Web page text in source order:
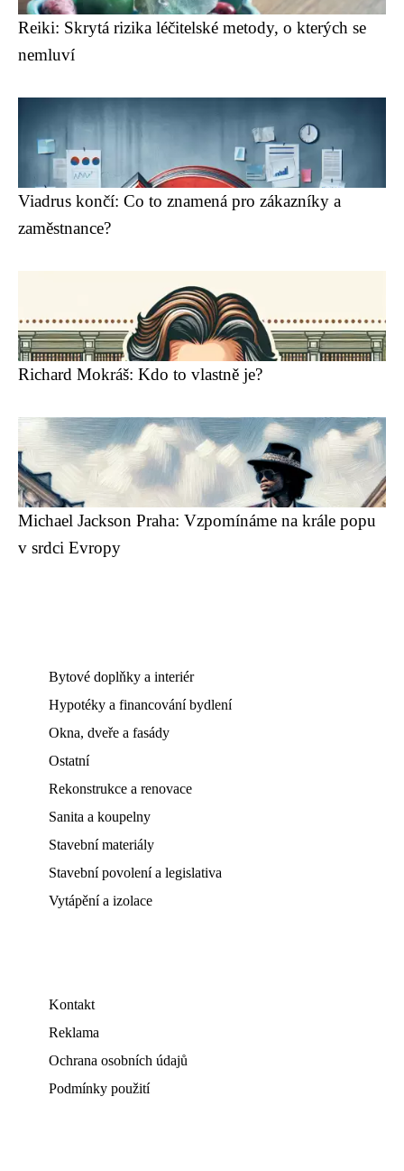
Reiki: Skrytá rizika léčitelské metody, o kterých se
nemluví
Viadrus končí: Co to znamená pro zákazníky a
zaměstnance?
Richard Mokráš: Kdo to vlastně je?
Michael Jackson Praha: Vzpomínáme na krále popu
v srdci Evropy
Bytové doplňky a interiér
Hypotéky a financování bydlení
Okna, dveře a fasády
Ostatní
Rekonstrukce a renovace
Sanita a koupelny
Stavební materiály
Stavební povolení a legislativa
Vytápění a izolace
Kontakt
Reklama
Ochrana osobních údajů
Podmínky použití